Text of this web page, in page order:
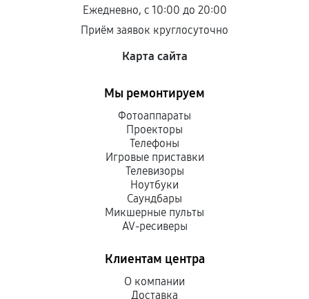
Ежедневно, с 10:00 до 20:00
Приём заявок круглосуточно
Карта сайта
Мы ремонтируем
Фотоаппараты
Проекторы
Телефоны
Игровые приставки
Телевизоры
Ноутбуки
Саундбары
Микшерные пульты
AV-ресиверы
Клиентам центра
О компании
Доставка